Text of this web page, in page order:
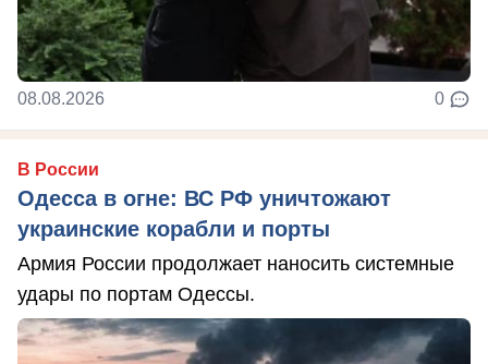
08.08.2026 0
В России
Одесса в огне: ВС РФ уничтожают
украинские корабли и порты
Армия России продолжает наносить системные
удары по портам Одессы.